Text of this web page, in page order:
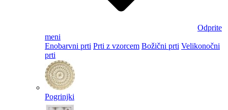
Odprite
meni
Enobarvni prti Prti z vzorcem Božični prti Velikonočni
prti​
Pogrinjki